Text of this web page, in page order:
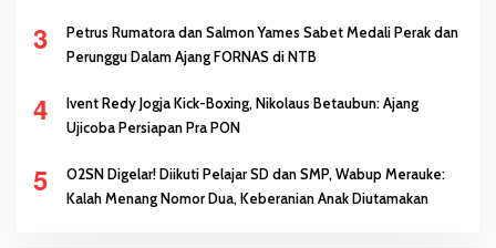
3
Petrus Rumatora dan Salmon Yames Sabet Medali Perak dan
Perunggu Dalam Ajang FORNAS di NTB
4
Ivent Redy Jogja Kick-Boxing, Nikolaus Betaubun: Ajang
Ujicoba Persiapan Pra PON
5
O2SN Digelar! Diikuti Pelajar SD dan SMP, Wabup Merauke:
Kalah Menang Nomor Dua, Keberanian Anak Diutamakan